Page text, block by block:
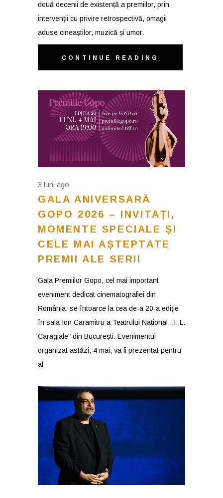
două decenii de existență a premiilor, prin
intervenții cu privire retrospectivă, omagii
aduse cineaștilor, muzică și umor.
CONTINUE READING
3 luni ago
GALA ANIVERSARĂ
GOPO 2026 – INVITAȚI,
MOMENTE SPECIALE ȘI
CELE MAI AȘTEPTATE
PREMII ALE SERII
Gala Premiilor Gopo, cel mai important
eveniment dedicat cinematografiei din
România, se întoarce la cea de-a 20-a ediție
în sala Ion Caramitru a Teatrului Național ,,I. L.
Caragiale’’ din București. Evenimentul
organizat astăzi, 4 mai, va fi prezentat pentru
al